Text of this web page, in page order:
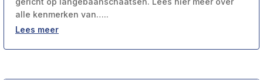
alle kenmerken van…..
Lees meer